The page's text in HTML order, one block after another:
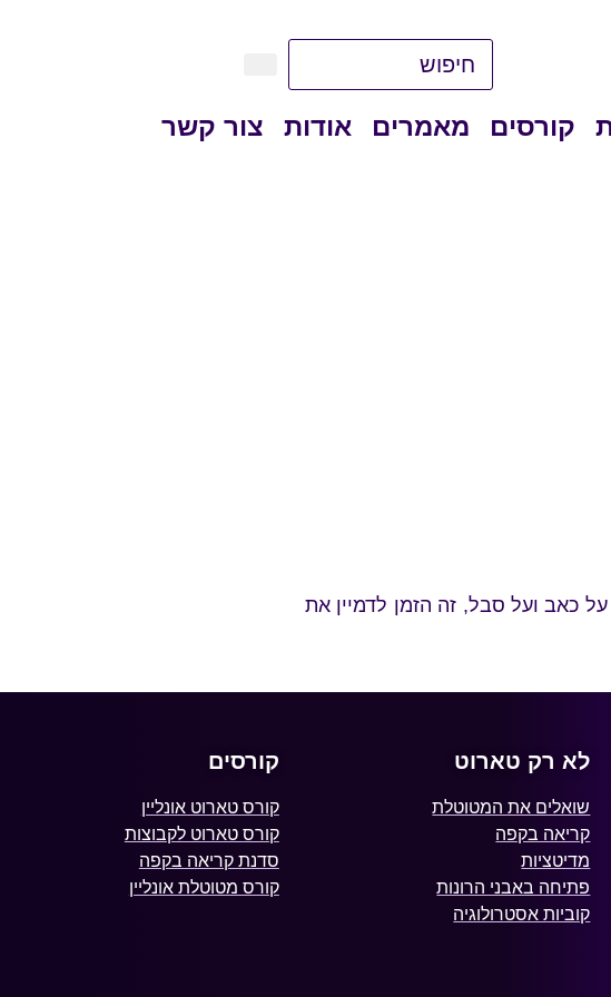
קורסים מאמרים אודות צור קשר
כאב ועל סבל, זה הזמן לדמיין את
לא רק טארוט
שואלים את המטוטלת
קריאה בקפה
מדיטציות
פתיחה באבני הרונות
קוביות אסטרולוגיה
קורסים
קורס טארוט אונליין
קורס טארוט לקבוצות
סדנת קריאה בקפה
קורס מטוטלת אונליין